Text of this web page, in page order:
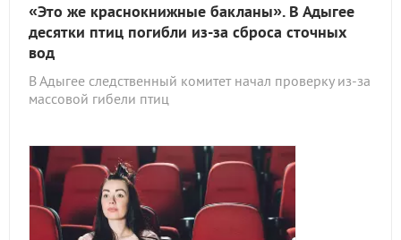
«Это же краснокнижные бакланы». В Адыгее
десятки птиц погибли из-за сброса сточных
вод
В Адыгее следственный комитет начал проверку из-за
массовой гибели птиц